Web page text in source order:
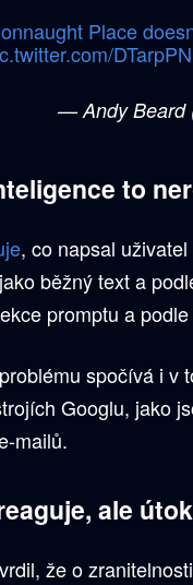
Place
— Andy Beard
to
, co napsal
běžný text a
promptu a
spočívá i v
Googlu, jako
mailů.
ale
že o